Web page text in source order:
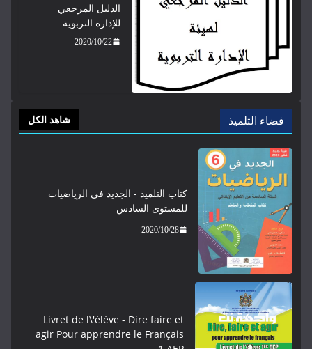
الدليل المرجعي
للإدارة التربوية
2020/10/22
فضاء التلميذ شاهد الكل
كتاب التلميذ - الجديد في الرياضيات
للمستوى السادس
2020/10/28
Livret de l\'élève - ​​​Dire faire et
agir Pour apprendre le Français